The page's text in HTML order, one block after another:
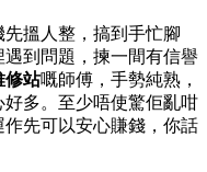
搵人整，搞到手忙腳
遇到問題，揀一間有信譽
修站嘅師傅，手勢純熟，
多。至少唔使驚佢亂咁
先可以安心賺錢，你話